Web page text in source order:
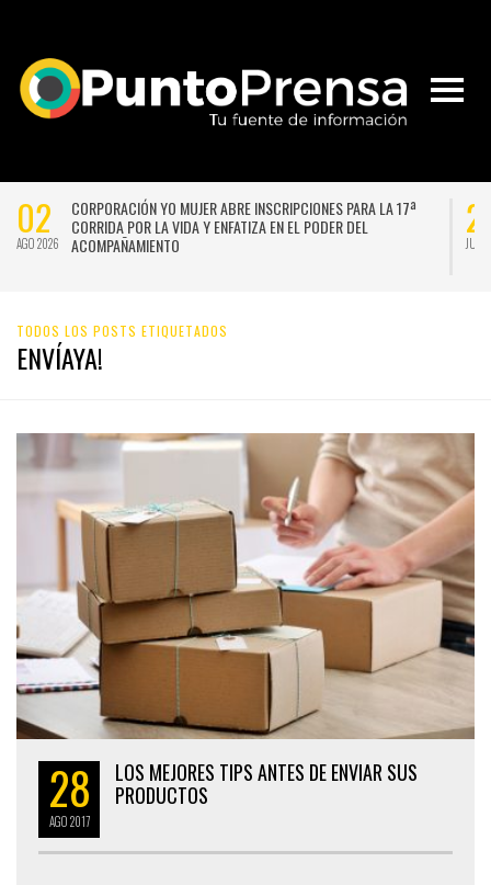
02
AGO 2026
CORPORACIÓN YO MUJER ABRE INSCRIPCIONES PARA LA 17ª
CORRIDA POR LA VIDA Y ENFATIZA EN EL PODER DEL
ACOMPAÑAMIENTO
JUL
TODOS LOS POSTS ETIQUETADOS
ENVÍAYA!
28
AGO2017
LOS MEJORES TIPS ANTES DE ENVIAR SUS
PRODUCTOS